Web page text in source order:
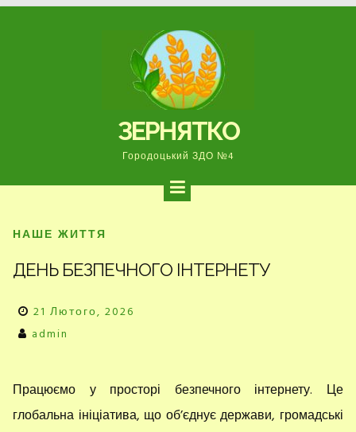
ЗЕРНЯТКО
Городоцький ЗДО №4
НАШЕ ЖИТТЯ
ДЕНЬ БЕЗПЕЧНОГО ІНТЕРНЕТУ
21 Лютого, 2026
admin
Працюємо у просторі безпечного інтернету. Це
глобальна ініціатива, що об’єднує держави, громадські